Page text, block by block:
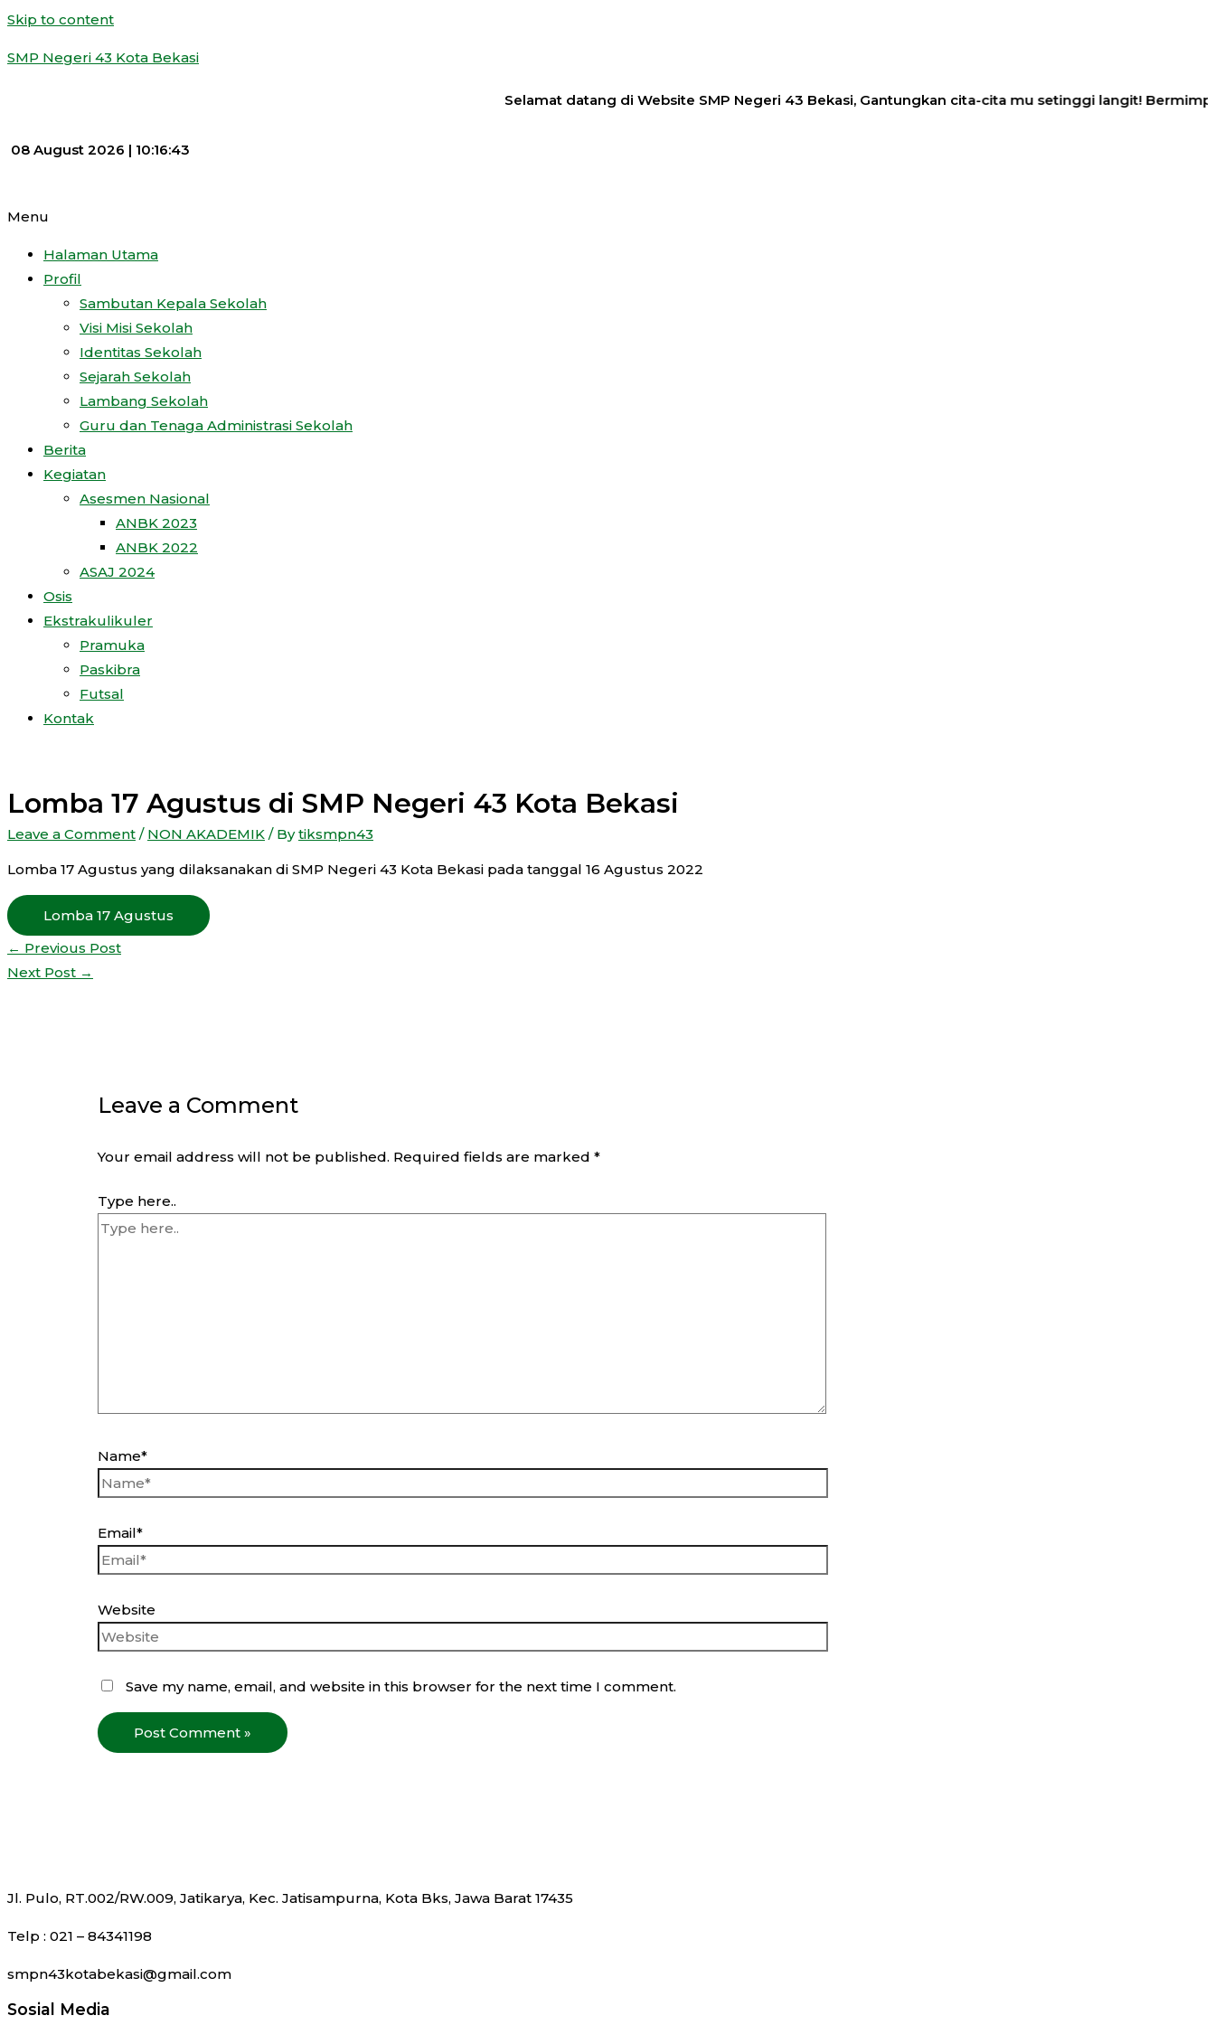
Skip to content
SMP Negeri 43 Kota Bekasi
Selamat datang di Website SMP Negeri 43 Bekasi, Gantungkan cita-cita mu setinggi langit!
08 August 2026 | 10:16:44
Menu
Halaman Utama
Profil
Sambutan Kepala Sekolah
Visi Misi Sekolah
Identitas Sekolah
Sejarah Sekolah
Lambang Sekolah
Guru dan Tenaga Administrasi Sekolah
Berita
Kegiatan
Asesmen Nasional
ANBK 2023
ANBK 2022
ASAJ 2024
Osis
Ekstrakulikuler
Pramuka
Paskibra
Futsal
Kontak
Lomba 17 Agustus di SMP Negeri 43 Kota Bekasi
Leave a Comment / NON AKADEMIK / Bytiksmpn43
Lomba 17 Agustus yang dilaksanakan di SMP Negeri 43 Kota Bekasi pada tanggal 16 Agustus 2022
Lomba 17 Agustus
← Previous Post
Next Post →
Leave a Comment
Your email address will not be published. Required fields are marked*
Type here..
Name*
Email*
Website
Save my name, email, and website in this browser for the next time I comment.
Jl. Pulo, RT.002/RW.009, Jatikarya, Kec. Jatisampurna, Kota Bks, Jawa Barat 17435
Telp : 021 – 84341198
smpn43kotabekasi@gmail.com
Sosial Media